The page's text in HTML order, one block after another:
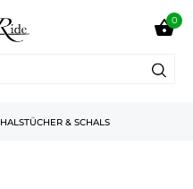
0
HALSTÜCHER & SCHALS